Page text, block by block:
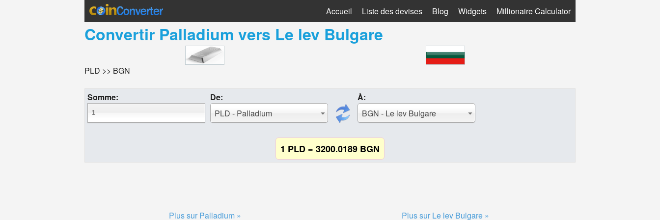
Accueil Liste des devises Blog Widgets Millionaire Calculator
Convertir Palladium vers Le lev Bulgare
PLD >> BGN
Somme:
De:
PLD - Palladium
À:
BGN - Le lev Bulgare
1 PLD = 3200.0189 BGN
Plus sur Palladium » Plus sur Le lev Bulgare »